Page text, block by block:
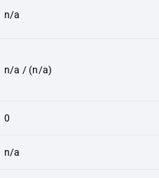
n/a
n/a / (n/a)
0
n/a